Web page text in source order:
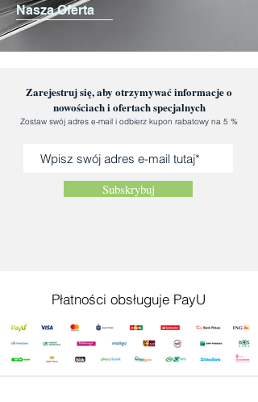
Nasza Oferta
Zarejestruj się, aby otrzymywać informacje o
nowościach i ofertach specjalnych
Zostaw swój adres e-mail i odbierz kupon rabatowy na 5 %
Subskrybuj
Płatności obsługuje PayU